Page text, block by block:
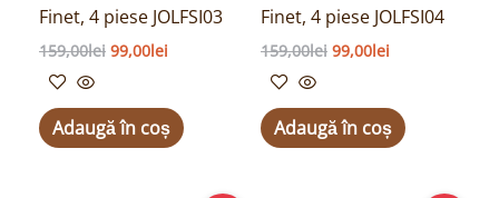
Finet, 4 piese JOLFSI03
159,00lei 99,00lei
Adaugă în coș
Finet, 4 piese JOLFSI04
159,00lei 99,00lei
Adaugă în coș